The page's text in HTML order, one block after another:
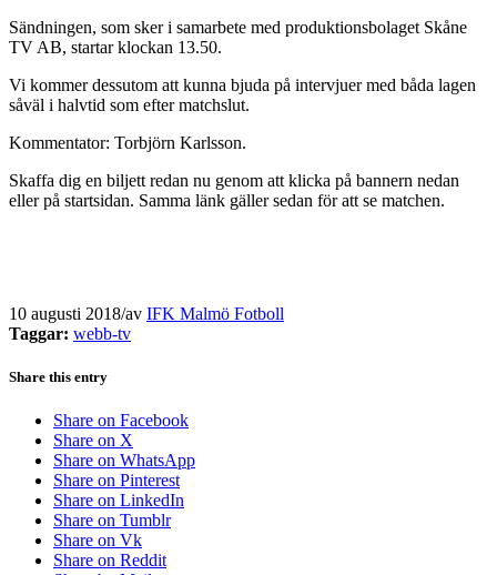
Sändningen, som sker i samarbete med produktionsbolaget Skåne
TV AB, startar klockan 13.50.
Vi kommer dessutom att kunna bjuda på intervjuer med båda lagen
såväl i halvtid som efter matchslut.
Kommentator: Torbjörn Karlsson.
Skaffa dig en biljett redan nu genom att klicka på bannern nedan
eller på startsidan. Samma länk gäller sedan för att se matchen.
10 augusti 2018/av IFK Malmö Fotboll
Taggar: webb-tv
Share this entry
Share on Facebook
Share on X
Share on WhatsApp
Share on Pinterest
Share on LinkedIn
Share on Tumblr
Share on Vk
Share on Reddit